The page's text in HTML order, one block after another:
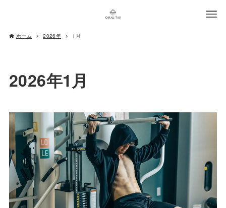
ホーム 2026年 1月
2026年1月